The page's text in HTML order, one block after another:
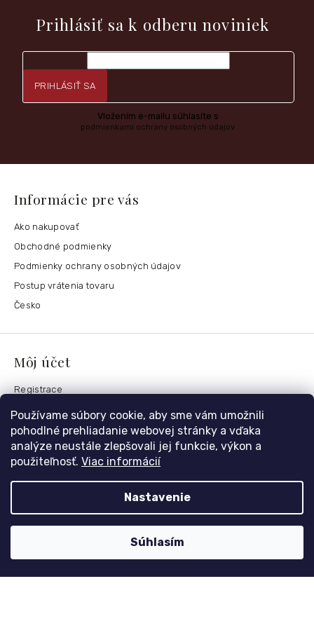
Používame súbory cookie, aby sme vám umožnili
pohodlné prehliadanie webovej stránky a vďaka
analýze neustále zlepšovali jej funkcie, výkon a
použiteľnosť. Viac informácií
Nastavenie
Súhlasím
Prihlásiť sa k odberu noviniek
PRIHLÁSIŤ SA
Vložením e-mailu súhlasíte s
podmienkami ochrany osobných údajov
Informácie pre vás
Ako nakupovať
Obchodné podmienky
Podmienky ochrany osobných údajov
Postup vrátenia tovaru
Česko
Môj účet
Registrace
Přihlášení
Historie objednávek
Kontaktujte nás
nolimit@dzinyodevy.cz